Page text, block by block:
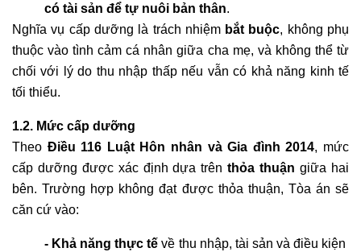
có tài sản để tự nuôi bản thân.
Nghĩa vụ cấp dưỡng là trách nhiệm bắt buộc, không phụ
thuộc vào tình cảm cá nhân giữa cha mẹ, và không thể từ
chối với lý do thu nhập thấp nếu vẫn có khả năng kinh tế
tối thiểu.
1.2. Mức cấp dưỡng
Theo Điều 116 Luật Hôn nhân và Gia đình 2014, mức
cấp dưỡng được xác định dựa trên thỏa thuận giữa hai
bên. Trường hợp không đạt được thỏa thuận, Tòa án sẽ
căn cứ vào:
- Khả năng thực tế về thu nhập, tài sản và điều kiện